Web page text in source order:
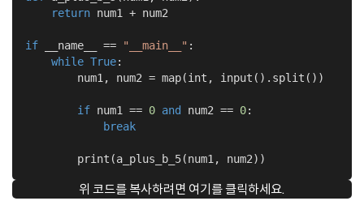
return num1 + num2
if __name__ == "__main__" :
while True:
        num1, num2 = map(int, input().split())
if num1 == 0 and num2 == 0:
break
        print(a_plus_b_5(num1, num2))
위 코드를 복사하려면 여기를 클릭하세요.